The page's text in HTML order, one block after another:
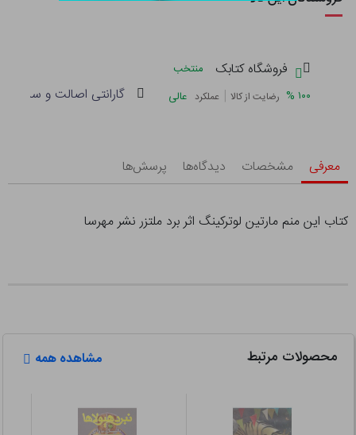
فروشگاه کتابک
منتخب
۱۰۰ % رضایت از کالا | عملکرد عالی گارانتی اصالت و سلامت
معرفی مشخصات دیدگاه‌ها پرسش‌ها
کتاب این منم مارتین لوترکینگ اثر برد ملتزر نشر مهرسا
محصولات مرتبط مشاهده همه